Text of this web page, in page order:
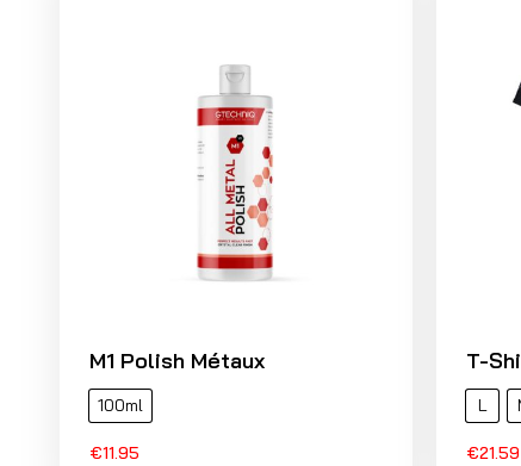
M1 Polish Métaux
100ml
€11.95
T-
L
€21.59